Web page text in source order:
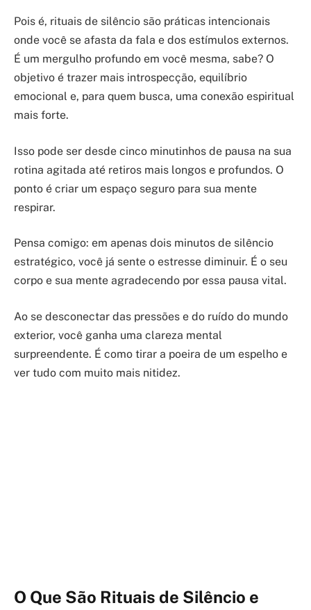
Pois é, rituais de silêncio são práticas intencionais
onde você se afasta da fala e dos estímulos externos.
É um mergulho profundo em você mesma, sabe? O
objetivo é trazer mais introspecção, equilíbrio
emocional e, para quem busca, uma conexão espiritual
mais forte.
Isso pode ser desde cinco minutinhos de pausa na sua
rotina agitada até retiros mais longos e profundos. O
ponto é criar um espaço seguro para sua mente
respirar.
Pensa comigo: em apenas dois minutos de silêncio
estratégico, você já sente o estresse diminuir. É o seu
corpo e sua mente agradecendo por essa pausa vital.
Ao se desconectar das pressões e do ruído do mundo
exterior, você ganha uma clareza mental
surpreendente. É como tirar a poeira de um espelho e
ver tudo com muito mais nitidez.
O Que São Rituais de Silêncio e